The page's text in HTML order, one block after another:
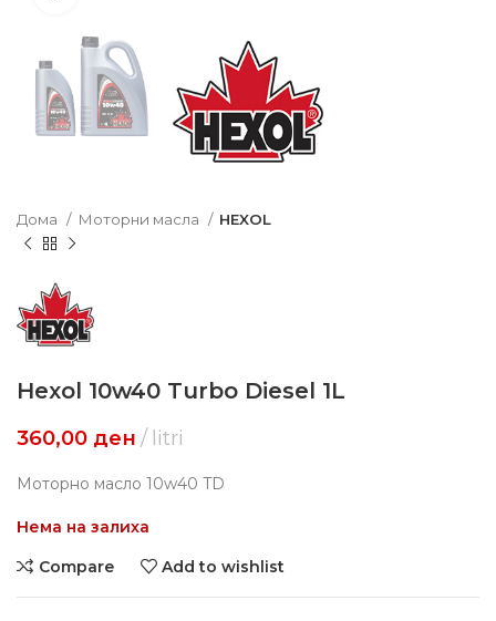
Дома Моторни масла HEXOL
Hexol 10w40 Turbo Diesel 1L
360,00 ден litri
Моторно масло 10w40 TD
Нема на залиха
Compare
Add to wishlist